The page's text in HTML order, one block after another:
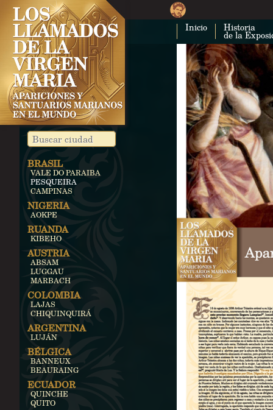
Inicio Historia
de la
BRASIL
VALE DO PARAIBA
PESQUEIRA
CAMPINAS
NIGERIA
AOKPE
RUANDA
KIBEHO
AUSTRIA
ABSAM
LUGGAU
MARBACH
COLOMBIA
LAJAS
CHIQUINQUIRÁ
ARGENTINA
LUJÁN
BÉLGICA
BANNEUX
BEAURAING
ECUADOR
QUINCHE
QUITO